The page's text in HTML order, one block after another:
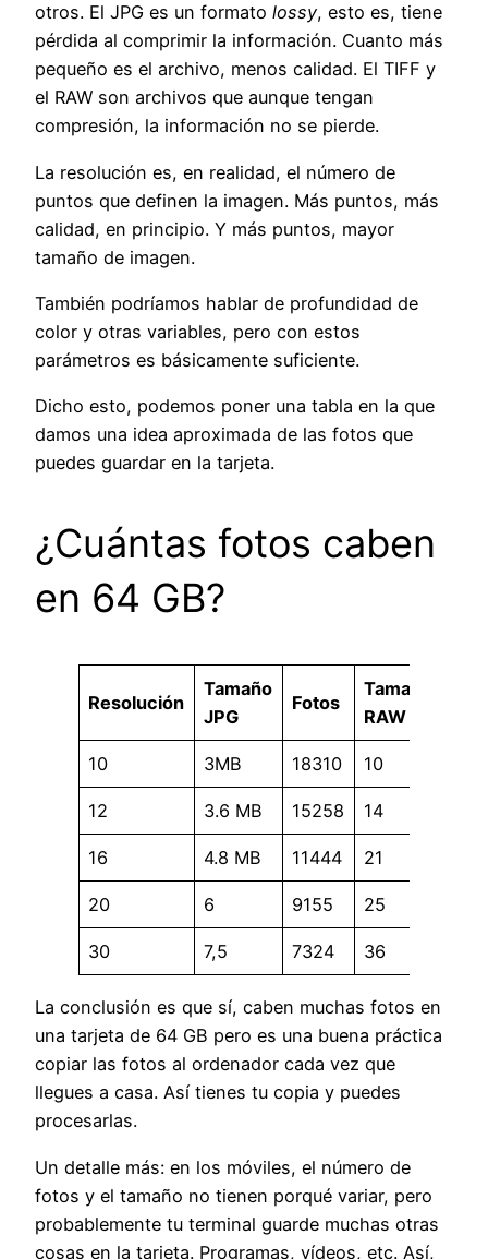
otros. El JPG es un formato lossy, esto es, tiene
pérdida al comprimir la información. Cuanto más
pequeño es el archivo, menos calidad. El TIFF y
el RAW son archivos que aunque tengan
compresión, la información no se pierde.
La resolución es, en realidad, el número de
puntos que definen la imagen. Más puntos, más
calidad, en principio. Y más puntos, mayor
tamaño de imagen.
También podríamos hablar de profundidad de
color y otras variables, pero con estos
parámetros es básicamente suficiente.
Dicho esto, podemos poner una tabla en la que
damos una idea aproximada de las fotos que
puedes guardar en la tarjeta.
¿Cuántas fotos caben
en 64 GB?
Resolución
Tamaño
JPG
Fotos
Tamaño
RAW
10 3MB 18310 10
12 3.6 MB 15258 14
16 4.8 MB 11444 21
20 6 9155 25
30 7,5 7324 36
La conclusión es que sí, caben muchas fotos en
una tarjeta de 64 GB pero es una buena práctica
copiar las fotos al ordenador cada vez que
llegues a casa. Así tienes tu copia y puedes
procesarlas.
Un detalle más: en los móviles, el número de
fotos y el tamaño no tienen porqué variar, pero
probablemente tu terminal guarde muchas otras
cosas en la tarjeta. Programas, vídeos, etc. Así,